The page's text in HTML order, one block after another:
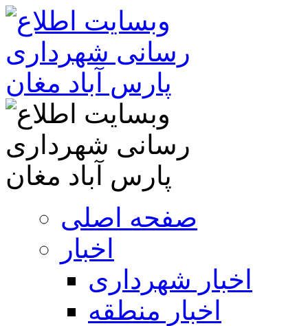
صفحه اصلی
اخبار
اخبار شهرداری
اخبار منطقه